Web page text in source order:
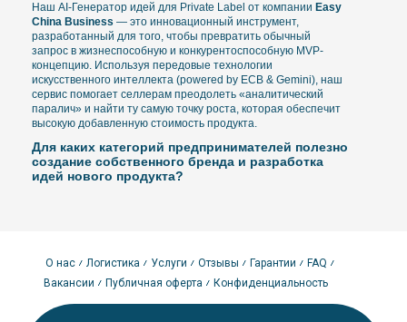
Наш AI-Генератор идей для Private Label от компании Easy
China Business — это инновационный инструмент,
разработанный для того, чтобы превратить обычный
запрос в жизнеспособную и конкурентоспособную MVP-
концепцию. Используя передовые технологии
искусственного интеллекта (powered by ECB & Gemini), наш
сервис помогает селлерам преодолеть «аналитический
паралич» и найти ту самую точку роста, которая обеспечит
высокую добавленную стоимость продукта.
Для каких категорий предпринимателей полезно
создание собственного бренда и разработка
идей нового продукта?
торгуете на крупных площадках и столкнулись с
падением прибыли или засилием одинаковых товаров,
Private Label позволит вам отстроиться от конкурентов.
Вы сможете предлагать продукты с уникальными
О нас Логистика Услуги Отзывы Гарантии
FAQ
Вакансии
Публичная оферта Конфиденциальность